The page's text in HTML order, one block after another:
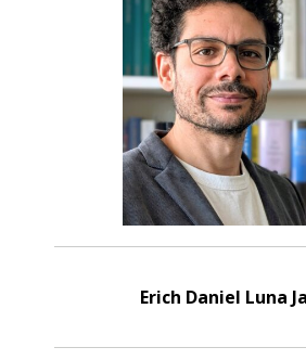
Erich Daniel Luna